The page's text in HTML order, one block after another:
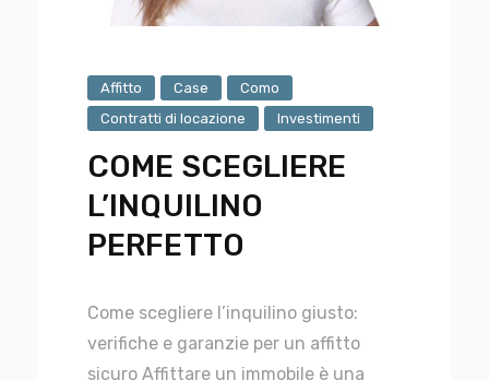
Affitto Case
Como
Contratti di locazione
Investimenti
COME SCEGLIERE
L’INQUILINO
PERFETTO
Come scegliere l’inquilino giusto:
verifiche e garanzie per un affitto
sicuro Affittare un immobile è una